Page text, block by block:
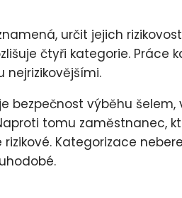
určit jejich
čtyři kategorie. Práce
nejrizikovějšími.
bezpečnost výběhu šelem,
tomu zaměstnanec,
Kategorizace